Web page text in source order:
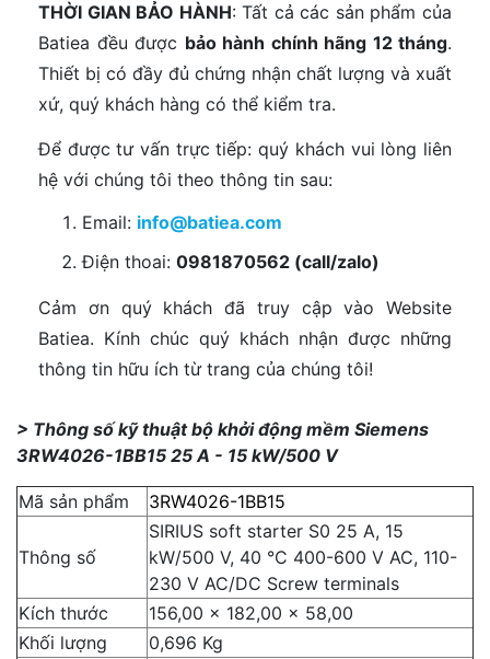
THỜI GIAN BẢO HÀNH: Tất cả các sản phẩm của
Batiea đều được bảo hành chính hãng 12 tháng.
Thiết bị có đầy đủ chứng nhận chất lượng và xuất
xứ, quý khách hàng có thể kiểm tra.
Để được tư vấn trực tiếp: quý khách vui lòng liên
hệ với chúng tôi theo thông tin sau:
Email: info@batiea.com
Điện thoai: 0981870562 (call/zalo)
Cảm ơn quý khách đã truy cập vào Website
Batiea. Kính chúc quý khách nhận được những
thông tin hữu ích từ trang của chúng tôi!
> Thông số kỹ thuật bộ khởi động mềm Siemens
3RW4026-1BB15 25 A - 15 kW/500 V
Mã sản phẩm 3RW4026-1BB15
Thông số
SIRIUS soft starter S0 25 A, 15
kW/500 V, 40 °C 400-600 V AC, 110-
230 V AC/DC Screw terminals
Kích thước
156,00 x 182,00 x 58,00
Khối lượng
0,696 Kg